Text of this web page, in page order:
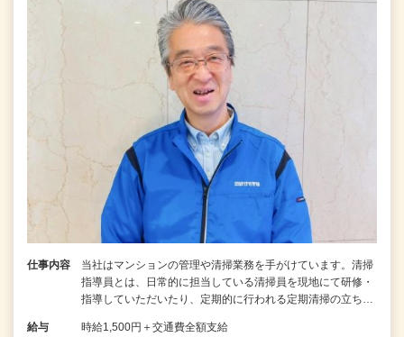
仕事内容
当社はマンションの管理や清掃業務を手がけています。清掃
指導員とは、日常的に担当している清掃員を現地にて研修・
指導していただいたり、定期的に行われる定期清掃の立ち…
給与 時給1,500円＋交通費全額支給